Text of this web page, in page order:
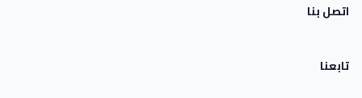
اتصل بنا
تابعنا